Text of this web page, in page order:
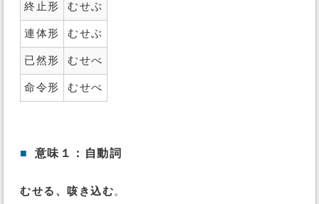
終止形 むせぶ
連体形 むせぶ
已然形 むせべ
命令形 むせべ
■ 意味１：自動詞
むせる、咳き込む。